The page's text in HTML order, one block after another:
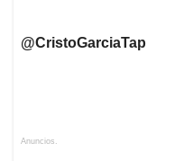
@CristoGarciaTap
Anuncios.